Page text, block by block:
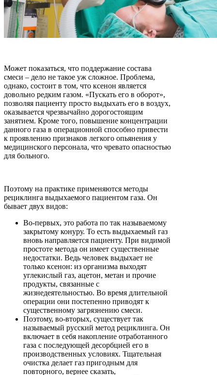
Может показаться, что поддержание состава
смеси – дело не такое уж сложное. Проблема,
однако, состоит в том, что ксенон является
довольно редким газом. «Пускать его в оборот»,
позволяя пациенту просто выдыхать его в воздух,
оказывается чрезвычайно дорогостоящим
занятием. Кроме того, повышение концентрации
данного газа в операционной способно привести
к проявлению признаков легкого опьянения у
медицинского персонала, что чревато опасностью
для больного.
Поэтому на практике применяются методы
рециклинга выдыхаемого пациентом газа. Он
бывает двух видов:
Во-первых, это работа по так называемому
закрытому конуру. То есть выдыхаемый газ
вновь направляется пациенту. При видимой
простоте метода он имеет существенные
недостатки. Ведь человек выдыхает не
только ксенон: из организма выходят
углекислый газ, ацетон, метан и прочие
продукты, связанные с
жизнедеятельностью. Во время длительной
операции они постепенно приводят к
существенному загрязнению смеси.
Поэтому, во-вторых, существует так
называемый русский метод рециклинга. Он
включает в себя накопление отработанного
газа с последующей десорбцией его в
производственных условиях. Тщательная
очистка делает газ пригодным для
повторного, вернее сказать,